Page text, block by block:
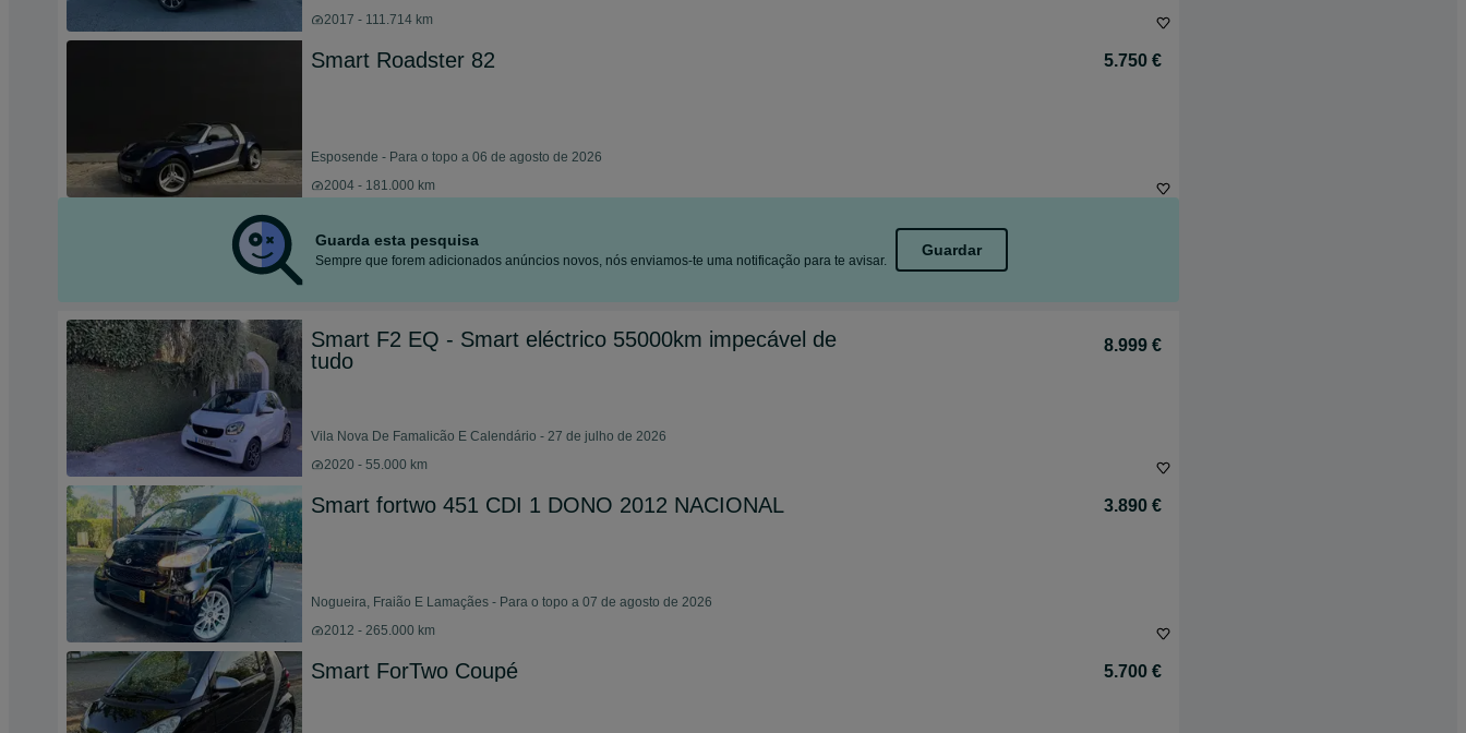
2017 - 111.714 km
Smart Roadster 82 5.750 €
Esposende - Para o topo a 06 de agosto de 2026
2004 - 181.000 km
Guarda esta pesquisa
Sempre que forem adicionados anúncios novos, nós enviamos-te uma notificação para te avisar.
Guardar
Smart F2 EQ - Smart eléctrico 55000km impecável de
tudo
8.999 €
Vila Nova De Famalicão E Calendário - 27 de julho de 2026
2020 - 55.000 km
Smart fortwo 451 CDI 1 DONO 2012 NACIONAL 3.890 €
Nogueira, Fraião E Lamaçães - Para o topo a 07 de agosto de 2026
2012 - 265.000 km
Smart ForTwo Coupé 5.700 €